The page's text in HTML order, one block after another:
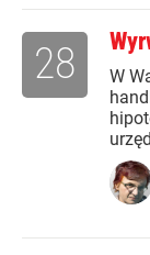
W
28